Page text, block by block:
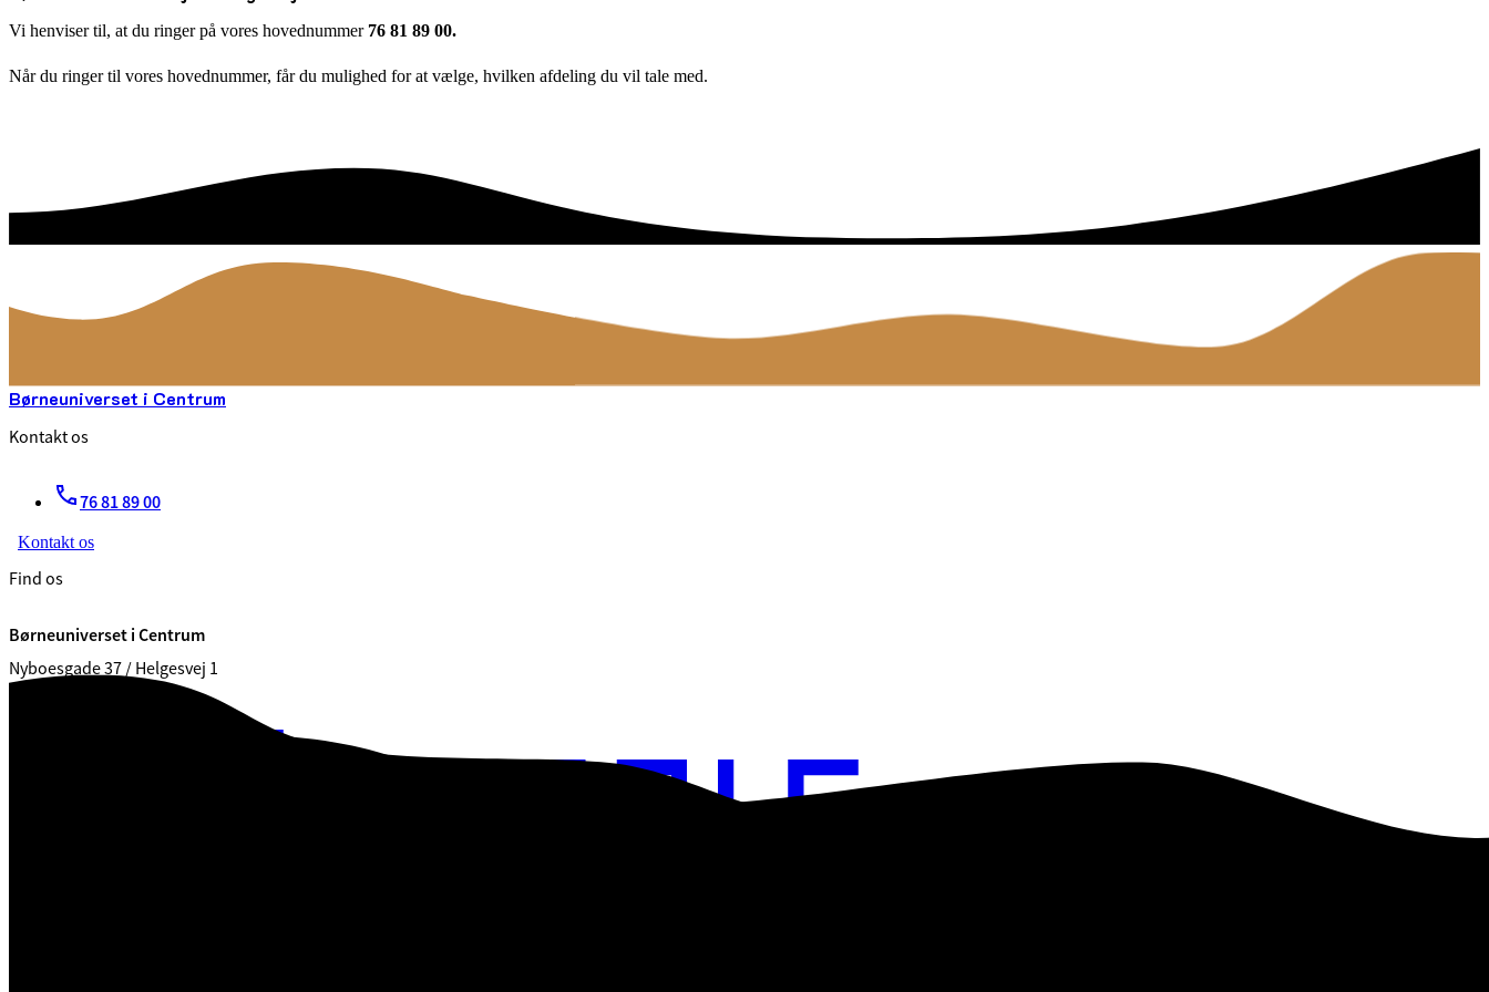
Vi henviser til, at du ringer på vores hovednummer 76 81 89 00.
Når du ringer til vores hovednummer, får du mulighed for at vælge, hvilken afdeling du vil tale med.
Børneuniverset i Centrum
Kontakt os
76 81 89 00
Kontakt os
Find os
Børneuniverset i Centrum
Nyboesgade 37 / Helgesvej 1